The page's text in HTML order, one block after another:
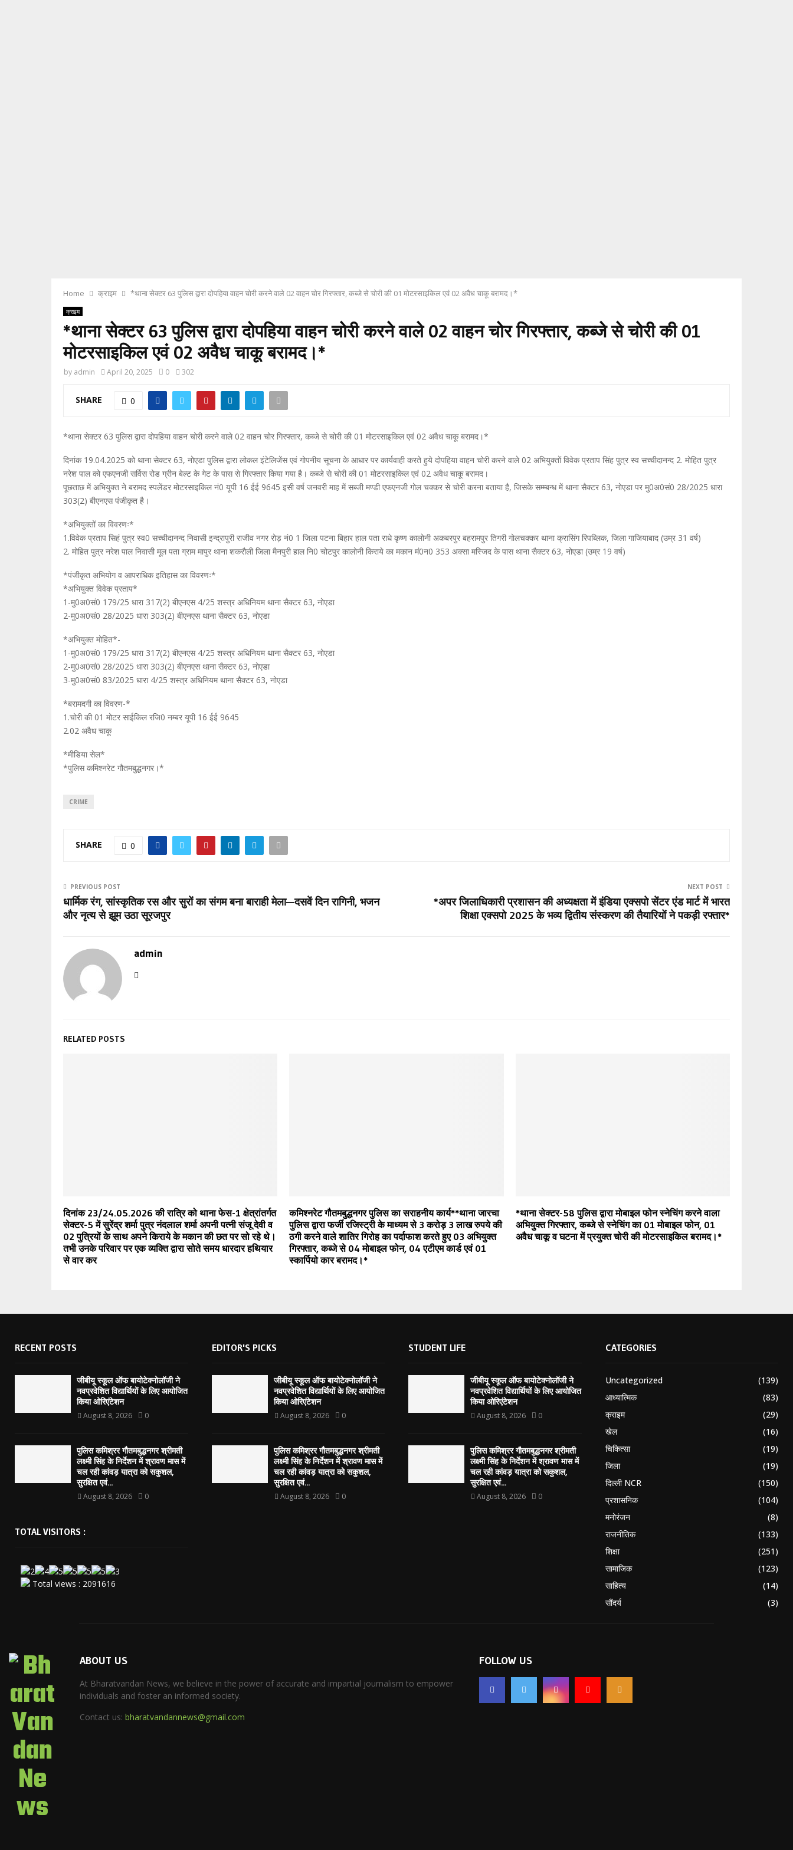
Home क्राइम *थाना सेक्टर 63 पुलिस द्वारा दोपहिया वाहन चोरी करने वाले 02 वाहन चोर गिरफ्तार, कब्जे से चोरी की 01 मोटरसाइकिल एवं 02 अवैध चाकू बरामद।*
क्राइम
*थाना सेक्टर 63 पुलिस द्वारा दोपहिया वाहन चोरी करने वाले 02 वाहन चोर गिरफ्तार, कब्जे से चोरी की 01
मोटरसाइकिल एवं 02 अवैध चाकू बरामद।*
by admin April 20, 2025 0 302
SHARE 0
*थाना सेक्टर 63 पुलिस द्वारा दोपहिया वाहन चोरी करने वाले 02 वाहन चोर गिरफ्तार, कब्जे से चोरी की 01 मोटरसाइकिल एवं 02 अवैध चाकू बरामद।*
दिनांक 19.04.2025 को थाना सेक्टर 63, नोएडा पुलिस द्वारा लोकल इंटेलिजेंस एवं गोपनीय सूचना के आधार पर कार्यवाही करते हुये दोपहिया वाहन चोरी करने वाले 02 अभियुक्तों विवेक प्रताप सिंह पुत्र स्व सच्चीदानन्द 2. मोहित पुत्र
नरेश पाल को एफएनजी सर्विस रोड ग्रीन बेल्ट के गेट के पास से गिरफ्तार किया गया है। कब्जे से चोरी की 01 मोटरसाइकिल एवं 02 अवैध चाकू बरामद।
पूछताछ में अभियुक्त ने बरामद स्पलेंडर मोटरसाइकिल नं0 यूपी 16 ईई 9645 इसी वर्ष जनवरी माह में सब्जी मण्डी एफएनजी गोल चक्कर से चोरी करना बताया है, जिसके सम्म्बन्ध में थाना सैक्टर 63, नोएडा पर मु0अ0सं0 28/2025 धारा
303(2) बीएनएस पंजीकृत है।
*अभियुक्तों का विवरणः*
1.विवेक प्रताप सिहं पुत्र स्व0 सच्चीदानन्द निवासी इन्द्रापुरी राजीव नगर रोड़ नं0 1 जिला पटना बिहार हाल पता राधे कृष्ण कालोनी अकबरपुर बहरामपुर तिगरी गोलचक्कर थाना क्रासिंग रिपब्लिक, जिला गाजियाबाद (उम्र 31 वर्ष)
2. मोहित पुत्र नरेश पाल निवासी मूल पता ग्राम मापुर थाना शकरौली जिला मैनपुरी हाल नि0 चोटपुर कालोनी किराये का मकान मं0न0 353 अक्सा मस्जिद के पास थाना सैक्टर 63, नोएडा (उम्र 19 वर्ष)
*पंजीकृत अभियोग व आपराधिक इतिहास का विवरणः*
*अभियुक्त विवेक प्रताप*
1-मु0अ0सं0 179/25 धारा 317(2) बीएनएस 4/25 शस्त्र अधिनियम थाना सैक्टर 63, नोएडा
2-मु0अ0सं0 28/2025 धारा 303(2) बीएनएस थाना सैक्टर 63, नोएडा
*अभियुक्त मोहित*-
1-मु0अ0सं0 179/25 धारा 317(2) बीएनएस 4/25 शस्त्र अधिनियम थाना सैक्टर 63, नोएडा
2-मु0अ0सं0 28/2025 धारा 303(2) बीएनएस थाना सैक्टर 63, नोएडा
3-मु0अ0सं0 83/2025 धारा 4/25 शस्त्र अधिनियम थाना सैक्टर 63, नोएडा
*बरामदगी का विवरण-*
1.चोरी की 01 मोटर साईकिल रजि0 नम्बर यूपी 16 ईई 9645
2.02 अवैध चाकू
*मीडिया सेल*
*पुलिस कमिश्नरेट गौतमबुद्धनगर।*
CRIME
SHARE 0
PREVIOUS POST
धार्मिक रंग, सांस्कृतिक रस और सुरों का संगम बना बाराही मेला—दसवें दिन रागिनी, भजन
और नृत्य से झूम उठा सूरजपुर
NEXT POST
*अपर जिलाधिकारी प्रशासन की अध्यक्षता में इंडिया एक्सपो सेंटर एंड मार्ट में भारत
शिक्षा एक्सपो 2025 के भव्य ‌द्वितीय संस्करण की तैयारियों ने पकड़ी रफ्तार*
admin
RELATED POSTS
दिनांक 23/24.05.2026 की रात्रि को थाना फेस-1 क्षेत्रांतर्गत
सेक्टर-5 में सुरेंद्र शर्मा पुत्र नंदलाल शर्मा अपनी पत्नी संजू देवी व
02 पुत्रियों के साथ अपने किराये के मकान की छत पर सो रहे थे।
तभी उनके परिवार पर एक व्यक्ति द्वारा सोते समय धारदार हथियार
से वार कर
कमिश्नरेट गौतमबुद्धनगर पुलिस का सराहनीय कार्य**थाना जारचा
पुलिस द्वारा फर्जी रजिस्ट्री के माध्यम से 3 करोड़ 3 लाख रुपये की
ठगी करने वाले शातिर गिरोह का पर्दाफाश करते हुए 03 अभियुक्त
गिरफ्तार, कब्जे से 04 मोबाइल फोन, 04 एटीएम कार्ड एवं 01
स्कार्पियो कार बरामद।*
*थाना सेक्टर-58 पुलिस द्वारा मोबाइल फोन स्नेचिंग करने वाला
अभियुक्त गिरफ्तार, कब्जे से स्नेचिंग का 01 मोबाइल फोन, 01
अवैध चाकू व घटना में प्रयुक्त चोरी की मोटरसाइकिल बरामद।*
RECENT POSTS
जीबीयू स्कूल ऑफ बायोटेक्नोलॉजी ने
नवप्रवेशित विद्यार्थियों के लिए आयोजित
किया ओरिएंटेशन
August 8, 2026 0
पुलिस कमिश्रर गौतमबुद्धनगर श्रीमती
लक्ष्मी सिंह के निर्देशन में श्रावण मास में
चल रही कांवड़ यात्रा को सकुशल,
सुरक्षित एवं...
August 8, 2026 0
TOTAL VISITORS :
Total views : 2091616
EDITOR'S PICKS
जीबीयू स्कूल ऑफ बायोटेक्नोलॉजी ने
नवप्रवेशित विद्यार्थियों के लिए आयोजित
किया ओरिएंटेशन
August 8, 2026 0
पुलिस कमिश्रर गौतमबुद्धनगर श्रीमती
लक्ष्मी सिंह के निर्देशन में श्रावण मास में
चल रही कांवड़ यात्रा को सकुशल,
सुरक्षित एवं...
August 8, 2026 0
STUDENT LIFE
जीबीयू स्कूल ऑफ बायोटेक्नोलॉजी ने
नवप्रवेशित विद्यार्थियों के लिए आयोजित
किया ओरिएंटेशन
August 8, 2026 0
पुलिस कमिश्रर गौतमबुद्धनगर श्रीमती
लक्ष्मी सिंह के निर्देशन में श्रावण मास में
चल रही कांवड़ यात्रा को सकुशल,
सुरक्षित एवं...
August 8, 2026 0
CATEGORIES
Uncategorized
(139)
आध्यात्मिक
(83)
क्राइम
(29)
खेल
(16)
चिकित्सा
(19)
जिला
(19)
दिल्ली NCR
(150)
प्रशासनिक
(104)
मनोरंजन
(8)
राजनीतिक
(133)
शिक्षा
(251)
सामाजिक
(123)
साहित्य
(14)
सौंदर्य
(3)
ABOUT US
At Bharatvandan News, we believe in the power of accurate and impartial journalism to empower
individuals and foster an informed society.
Contact us: bharatvandannews@gmail.com
FOLLOW US